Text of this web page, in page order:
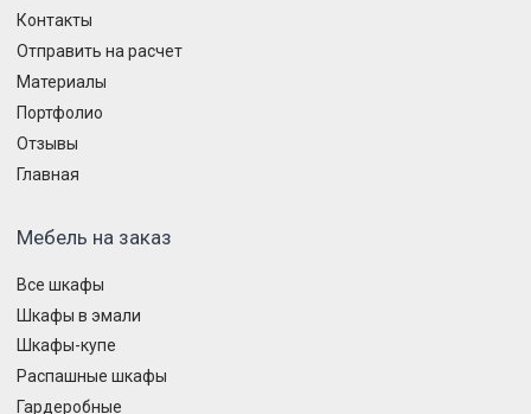
Контакты
Отправить на расчет
Материалы
Портфолио
Отзывы
Главная
Мебель на заказ
Все шкафы
Шкафы в эмали
Шкафы-купе
Распашные шкафы
Гардеробные